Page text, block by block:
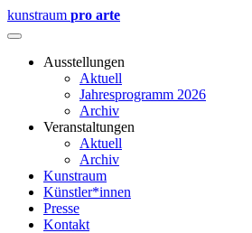
kunstraum pro arte
Ausstellungen
Aktuell
Jahresprogramm 2026
Archiv
Veranstaltungen
Aktuell
Archiv
Kunstraum
Künstler*innen
Presse
Kontakt